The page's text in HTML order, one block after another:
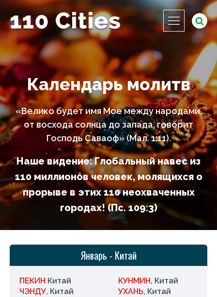
Календарь молитв
«Велико будет имя Мое между народами,
от восхода солнца до запада, говорит
Господь Саваоф» (Мал. 1:11).
Наше видение: Глобальный навес из
110 миллионов человек, молящихся о
прорыве в этих 110 неохваченных
городах! (Пс. 109:3)
Январь - Китай
ПЕКИН Китай
ЧЭНДУ, Китай
КУНМИН, Китай
УХАНЬ, Китай